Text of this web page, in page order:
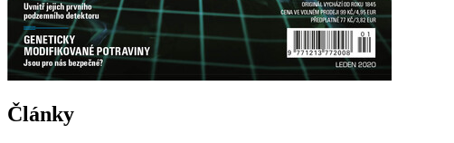
Články